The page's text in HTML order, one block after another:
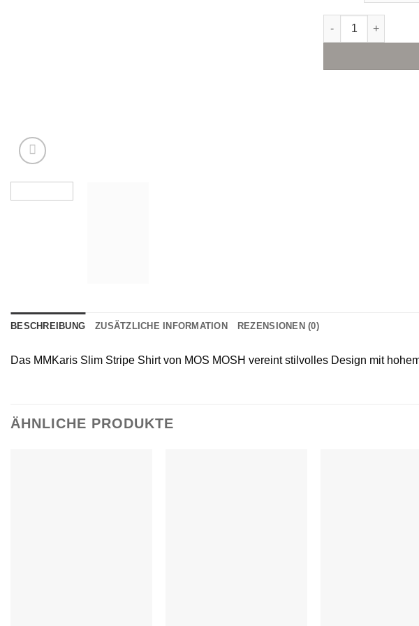
MOS MOSH
BESCHREIBUNG ZUSÄTZLICHE INFORMATION REZENSIONEN (0)
Das MMKaris Slim Stripe Shirt von MOS MOSH vereint stilvolles Design mit
ÄHNLICHE PRODUKTE